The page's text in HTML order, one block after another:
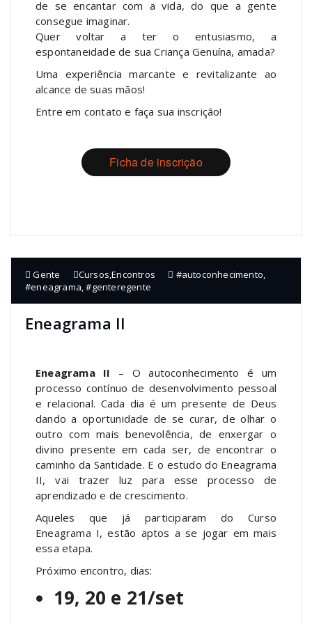
de se encantar com a vida, do que a gente
consegue imaginar.
Quer voltar a ter o entusiasmo, a
espontaneidade de sua Criança Genuína, amada?
Uma experiência marcante e revitalizante ao
alcance de suas mãos!
Entre em contato e faça sua inscrição!
Ficha de inscrição
Gente Cursos,Encontros #autoconhecimento,
#eneagrama,#genteregente
Eneagrama II
Eneagrama II – O autoconhecimento é um
processo contínuo de desenvolvimento pessoal
e relacional. Cada dia é um presente de Deus
dando a oportunidade de se curar, de olhar o
outro com mais benevolência, de enxergar o
divino presente em cada ser, de encontrar o
caminho da Santidade. E o estudo do Eneagrama
II, vai trazer luz para esse processo de
aprendizado e de crescimento.
Aqueles que já participaram do Curso
Eneagrama I, estão aptos a se jogar em mais
essa etapa.
Próximo encontro, dias:
19, 20 e 21/set